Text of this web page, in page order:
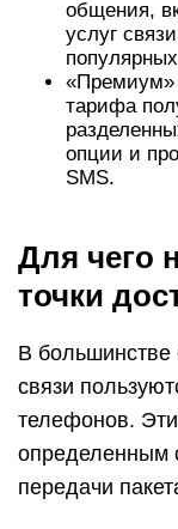
общения,
услуг
«Премиум»
тарифа
опции и
SMS.
Для чего
точки
В большинстве
связи
телефонов.
определенным
передачи